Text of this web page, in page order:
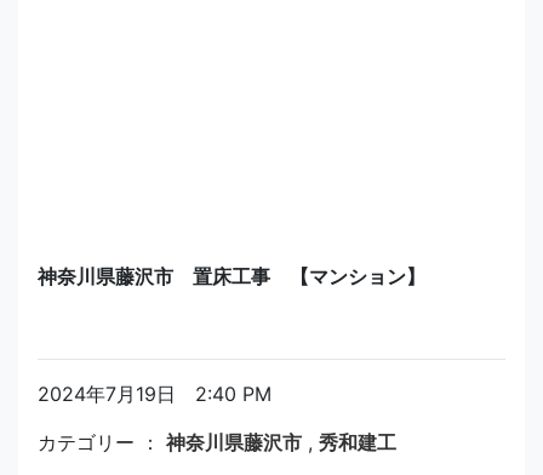
神奈川県藤沢市 置床工事 【マンション】
2024年7月19日 2:40 PM
カテゴリー ： 神奈川県藤沢市 , 秀和建工